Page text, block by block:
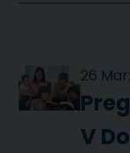
26
V